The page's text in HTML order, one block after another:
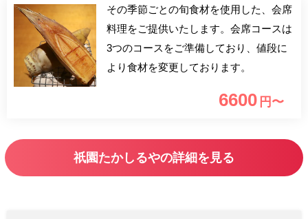
その季節ごとの旬食材を使用した、会席
料理をご提供いたします。会席コースは
3つのコースをご準備しており、値段に
より食材を変更しております。
6600 円〜
祇園たかしるやの詳細を見る